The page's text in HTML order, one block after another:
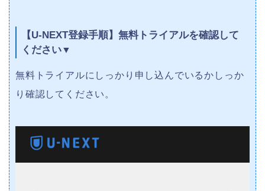
【U-NEXT登録手順】無料トライアルを確認して
ください▼
無料トライアルにしっかり申し込んでいるかしっか
り確認してください。